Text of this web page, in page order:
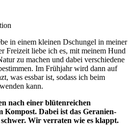
in einem kleinen Dschungel in meiner
Freizeit liebe ich es, mit meinem Hund
zu machen und dabei verschiedene
Im Frühjahr wird dann auf
was essbar ist, sodass ich beim
kann.
nach einer blütenreichen
Kompost. Dabei ist das Geranien-
Wir verraten wie es klappt.